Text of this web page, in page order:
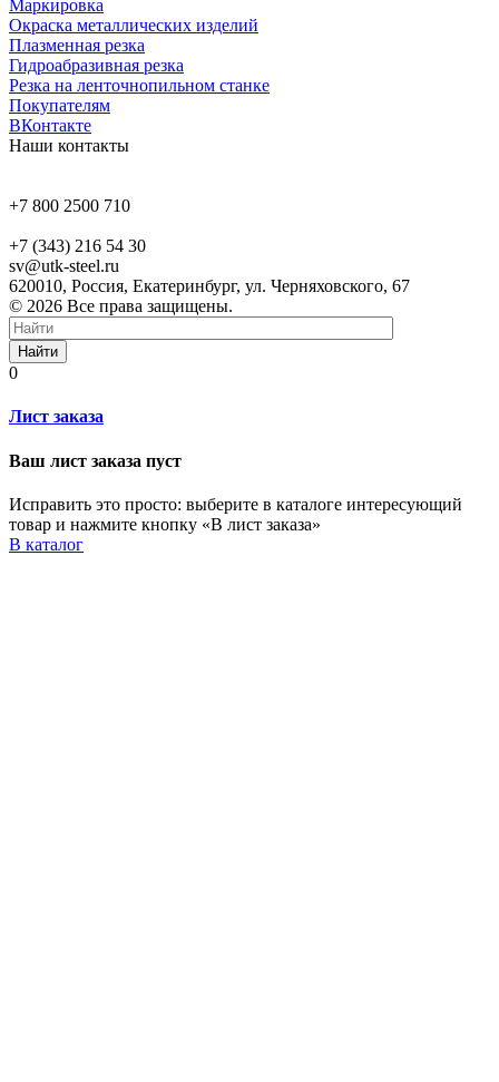
Маркировка
Окраска металлических изделий
Плазменная резка
Гидроабразивная резка
Резка на ленточнопильном станке
Покупателям
ВКонтакте
Наши контакты
+7 800 2500 710
+7 (343) 216 54 30
sv@utk-steel.ru
620010, Россия, Екатеринбург, ул. Черняховского, 67
© 2026 Все права защищены.
Найти
0
Лист заказа
Ваш лист заказа пуст
Исправить это просто: выберите в каталоге интересующий
товар и нажмите кнопку «В лист заказа»
В каталог